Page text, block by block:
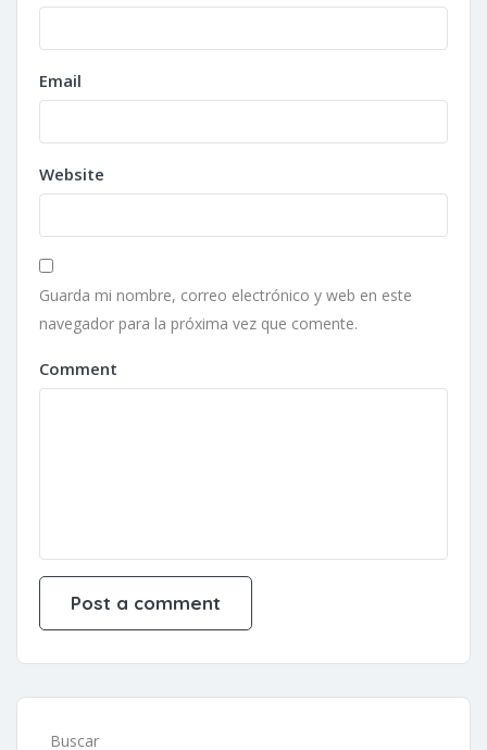
Email
Website
Guarda mi nombre, correo electrónico y web en este
navegador para la próxima vez que comente.
Comment
Buscar